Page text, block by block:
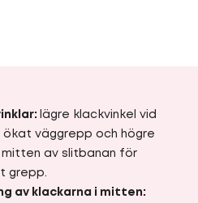
lägre klackvinkel vid
ökat väggrepp och högre
mitten av slitbanan för
grepp.
av klackarna i mitten: